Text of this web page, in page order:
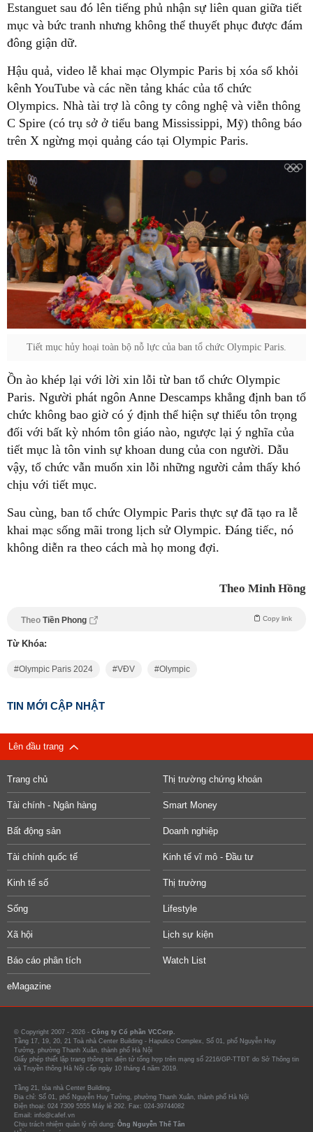
Estanguet sau đó lên tiếng phủ nhận sự liên quan giữa tiết
mục và bức tranh nhưng không thể thuyết phục được đám
đông giận dữ.
Hậu quả, video lễ khai mạc Olympic Paris bị xóa sổ khỏi
kênh YouTube và các nền tảng khác của tổ chức
Olympics. Nhà tài trợ là công ty công nghệ và viễn thông
C Spire (có trụ sở ở tiểu bang Mississippi, Mỹ) thông báo
trên X ngừng mọi quảng cáo tại Olympic Paris.
Tiết mục hủy hoại toàn bộ nỗ lực của ban tổ chức Olympic Paris.
Ồn ào khép lại với lời xin lỗi từ ban tổ chức Olympic
Paris. Người phát ngôn Anne Descamps khẳng định ban tổ
chức không bao giờ có ý định thể hiện sự thiếu tôn trọng
đối với bất kỳ nhóm tôn giáo nào, ngược lại ý nghĩa của
tiết mục là tôn vinh sự khoan dung của con người. Dẫu
vậy, tổ chức vẫn muốn xin lỗi những người cảm thấy khó
chịu với tiết mục.
Sau cùng, ban tổ chức Olympic Paris thực sự đã tạo ra lễ
khai mạc sống mãi trong lịch sử Olympic. Đáng tiếc, nó
không diễn ra theo cách mà họ mong đợi.
Theo Minh Hồng
Theo Tiền Phong Copy link
Từ Khóa:
Olympic Paris 2024 VĐV Olympic
TIN MỚI CẬP NHẬT
Lên đầu trang
Trang chủ Thị trường chứng khoán
Tài chính - Ngân hàng Smart Money
Bất động sản Doanh nghiệp
Tài chính quốc tế Kinh tế vĩ mô - Đầu tư
Kinh tế số Thị trường
Sống Lifestyle
Xã hội Lịch sự kiện
Báo cáo phân tích Watch List
eMagazine
© Copyright 2007 - 2026 - Công ty Cổ phần VCCorp.
Tầng 17, 19, 20, 21 Toà nhà Center Building - Hapulico Complex, Số 01, phố Nguyễn Huy
Tưởng, phường Thanh Xuân, thành phố Hà Nội
Giấy phép thiết lập trang thông tin điện tử tổng hợp trên mạng số 2216/GP-TTĐT do Sở Thông tin
và Truyền thông Hà Nội cấp ngày 10 tháng 4 năm 2019.
Tầng 21, tòa nhà Center Building.
Địa chỉ: Số 01, phố Nguyễn Huy Tưởng, phường Thanh Xuân, thành phố Hà Nội
Điện thoại: 024 7309 5555 Máy lẻ 292. Fax: 024-39744082
Email: info@cafef.vn
Chịu trách nhiệm quản lý nội dung: Ông Nguyễn Thế Tân